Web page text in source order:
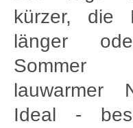
kürzer, die
länger
lauwarmer
Ideal -